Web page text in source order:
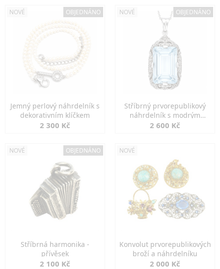
NOVÉ OBJEDNÁNO
Jemný perlový náhrdelník s
dekorativním klíčkem
2 300 Kč
NOVÉ OBJEDNÁNO
Stříbrný prvorepublikový
náhrdelník s modrým
spinelem
2 600 Kč
NOVÉ OBJEDNÁNO
Stříbrná harmonika -
přívěsek
2 100 Kč
NOVÉ
Konvolut prvorepublikových
broží a náhrdelníku
2 000 Kč